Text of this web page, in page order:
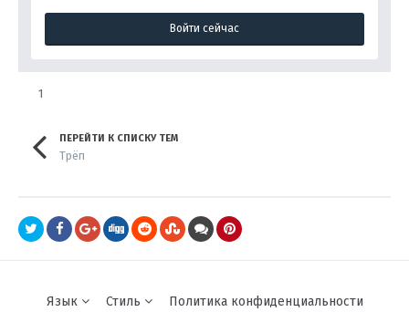
Войти сейчас
1
ПЕРЕЙТИ К СПИСКУ ТЕМ
Трёп
Язык Стиль Политика конфиденциальности